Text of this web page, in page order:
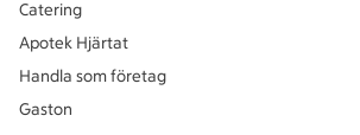
Catering
Apotek Hjärtat
Handla som företag
Gaston